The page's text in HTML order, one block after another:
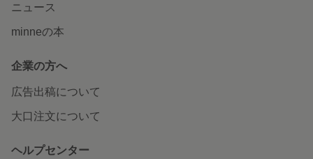
ニュース
minneの本
企業の方へ
広告出稿について
大口注文について
ヘルプセンター